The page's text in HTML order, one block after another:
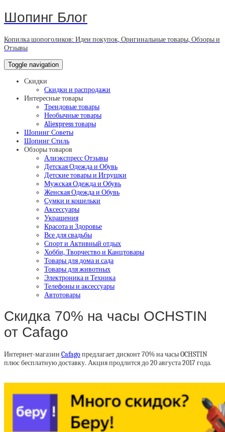
Шопинг Блог
Копилка шопоголиков: Идеи покупок, Оригинальные товары, Обзоры и
Отзывы
Toggle navigation
Скидки
Скидки и распродажи
Интересные товары
Трендовые товары
Необычные товары
Aliexpress товары
Шопинг Советы
Шопинг Стиль
Обзоры товаров
Алиэкспресс Отзывы
Детская Одежда и Обувь
Детские товары и Игрушки
Мужская Одежда и Обувь
Женская Одежда и Обувь
Сумки и кошельки
Аксессуары
Украшения
Красота и Здоровье
Все для свадьбы
Спорт и Активный отдых
Хобби, Творчество и Канцтовары
Товары для дома и сада
Товары для животных
Электроника и Техника
Телефоны и аксессуары
Автотовары
Скидка 70% на часы OCHSTIN
от Cafago
Интернет-магазин Cafagoпредлагает дисконт 70% на часы OCHSTIN
плюс бесплатную доставку. Акция продлится до 20 августа 2017 года.